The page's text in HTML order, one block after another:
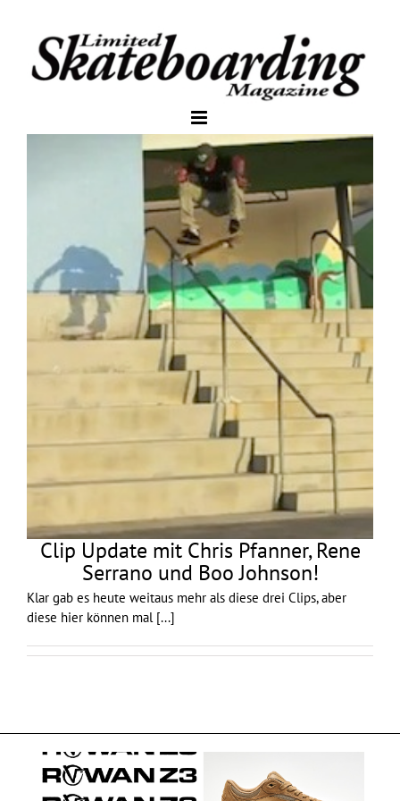
Clip Update mit Chris Pfanner, Rene
Serrano und Boo Johnson!
Klar gab es heute weitaus mehr als diese drei Clips, aber
diese hier können mal [...]